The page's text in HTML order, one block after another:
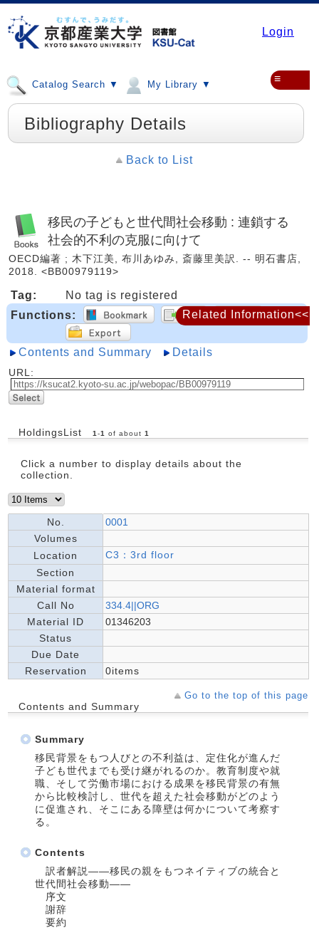
Login
Catalog Search ▼ My Library ▼ ≡
Bibliography Details
Back to List
移民の子どもと世代間社会移動 : 連鎖する
社会的不利の克服に向けて
OECD編著 ; 木下江美, 布川あゆみ, 斎藤里美訳. -- 明石書店,
2018. <BB00979119>
Tag:
No tag is registered
Functions:
Contents and Summary Details
URL:
HoldingsList 1 -1 of about 1
Click a number to display details about the
collection.
No.
0001
Volumes
Location
C3：3rd floor
Section
Material format
Call No
334.4||ORG
Material ID
01346203
Status
Due Date
Reservation
0items
Go to the top of this page
Contents and Summary
Summary
移民背景をもつ人びとの不利益は、定住化が進んだ
子ども世代までも受け継がれるのか。教育制度や就
職、そして労働市場における成果を移民背景の有無
から比較検討し、世代を超えた社会移動がどのよう
に促進され、そこにある障壁は何かについて考察す
る。
Contents
訳者解説――移民の親をもつネイティブの統合と
世代間社会移動――
序文
謝辞
要約
Related Information<<